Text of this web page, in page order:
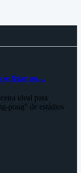
se fixar no…
ideal para
pong" de estádios